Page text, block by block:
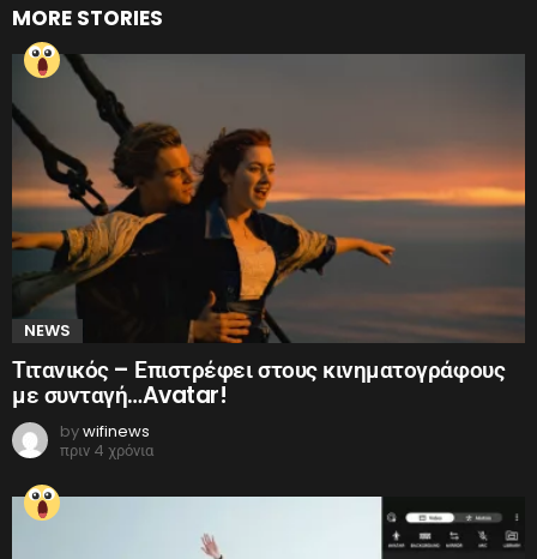
MORE STORIES
NEWS
Τιτανικός – Επιστρέφει στους κινηματογράφους
με συνταγή…Avatar!
bywifinews
πριν 4 χρόνια